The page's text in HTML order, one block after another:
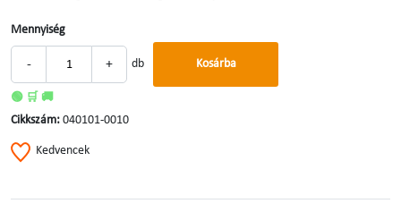
Mennyiség
- + db Kosárba
🟢 🛒 🚚
Cikkszám: 040101-0010
Kedvencek